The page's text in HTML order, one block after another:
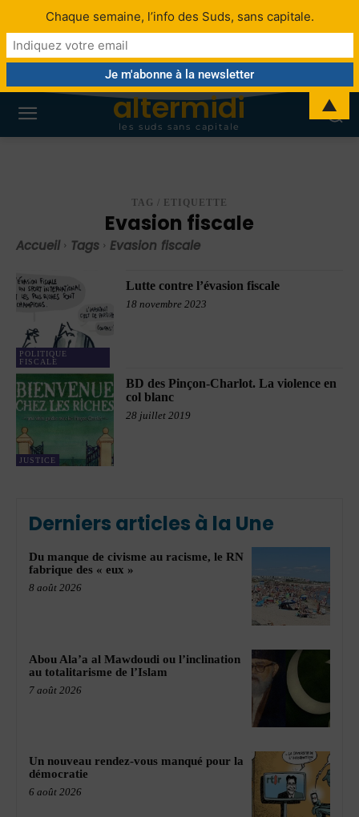
altermidi
les suds sans capitale
TAG / ETIQUETTE
Evasion fiscale
Accueil Tags Evasion fiscale
POLITIQUE
FISCALE
Lutte contre l’évasion fiscale
18 novembre 2023
JUSTICE
BD des Pinçon-Charlot. La violence en
col blanc
28 juillet 2019
Derniers articles à la Une
Du manque de civisme au racisme, le RN
fabrique des « eux »
8 août 2026
Abou Ala’a al Mawdoudi ou l’inclination
au totalitarisme de l’Islam
7 août 2026
Un nouveau rendez-vous manqué pour la
démocratie
6 août 2026
Chaque semaine, l’info des Suds, sans capitale.
▲